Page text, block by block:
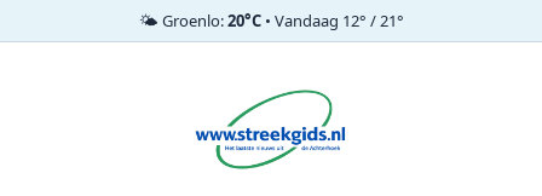
🌤️ Groenlo:20°C• Vandaag 12° / 21°